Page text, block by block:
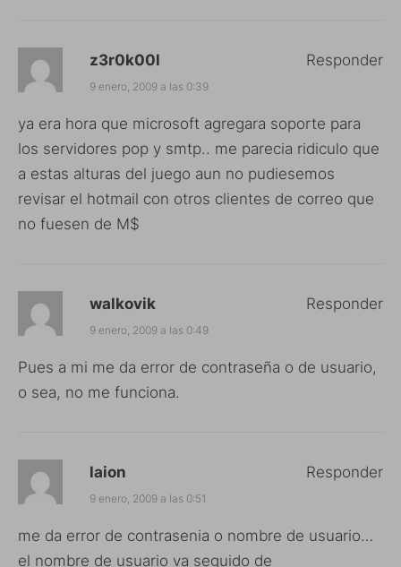
z3r0k00l
9 enero, 2009 a las 0:39
ya era hora que microsoft agregara soporte para
los servidores pop y smtp.. me parecia ridiculo que
a estas alturas del juego aun no pudiesemos
revisar el hotmail con otros clientes de correo que
no fuesen de M$
Responder
walkovik
9 enero, 2009 a las 0:49
Pues a mi me da error de contraseña o de usuario,
o sea, no me funciona.
Responder
laion
9 enero, 2009 a las 0:51
me da error de contrasenia o nombre de usuario…
el nombre de usuario va seguido de
Responder